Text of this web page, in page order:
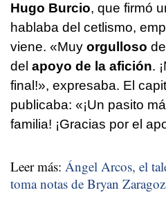
Hugo Burcio, que firmó
hablaba del cetlismo,
viene. «Muy orgulloso
del apoyo de la afición.
final!», expresaba. El
publicaba: «¡Un pasito
familia! ¡Gracias por el
Leer más: Ángel Arcos, el
toma notas de Bryan